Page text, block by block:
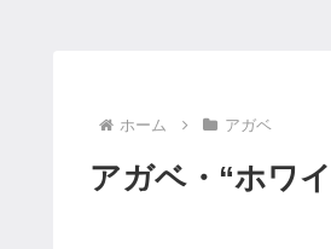
ホーム アガベ
アガベ・“ホワ